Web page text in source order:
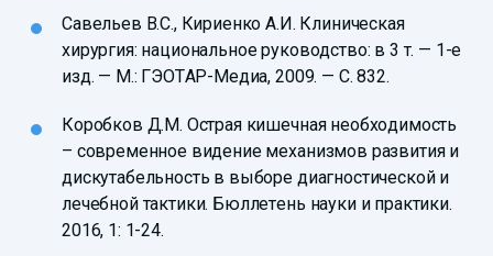
Савельев В.С., Кириенко А.И. Клиническая
хирургия: национальное руководство: в 3 т. — 1-е
изд. — М.: ГЭОТАР-Медиа, 2009. — С. 832.
Коробков Д.М. Острая кишечная необходимость
– современное видение механизмов развития и
дискутабельность в выборе диагностической и
лечебной тактики. Бюллетень науки и практики.
2016, 1: 1-24.